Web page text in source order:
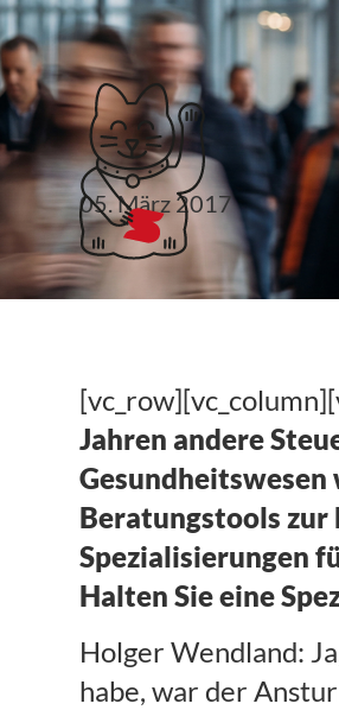
Mit dem
05. März 2017
Jahren andere
Beratungstools
Spezialisierungen
Halten Sie eine
Holger Wendland:
habe, war der